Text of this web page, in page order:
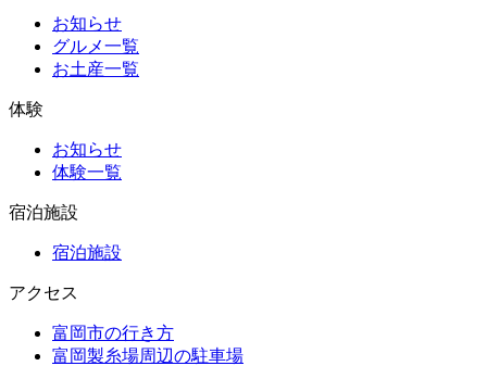
お知らせ
グルメ一覧
お土産一覧
体験
お知らせ
体験一覧
宿泊施設
宿泊施設
アクセス
富岡市の行き方
富岡製糸場周辺の駐車場